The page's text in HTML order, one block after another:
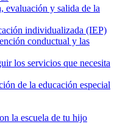
evaluación y salida de la
individualizada (IEP)
conductual y las
los servicios que necesita
de la educación especial
la escuela de tu hijo